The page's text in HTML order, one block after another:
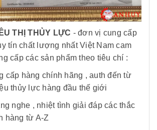
THỊ THỦY LỰC - đơn vị cung cấp
tín chất lượng nhất Việt Nam cam
cấp các sản phẩm theo tiêu chí :
cấp hàng chính hãng , auth đến từ
thủy lực hàng đầu thế giới
nghe , nhiệt tình giải đáp các thắc
hàng từ A-Z